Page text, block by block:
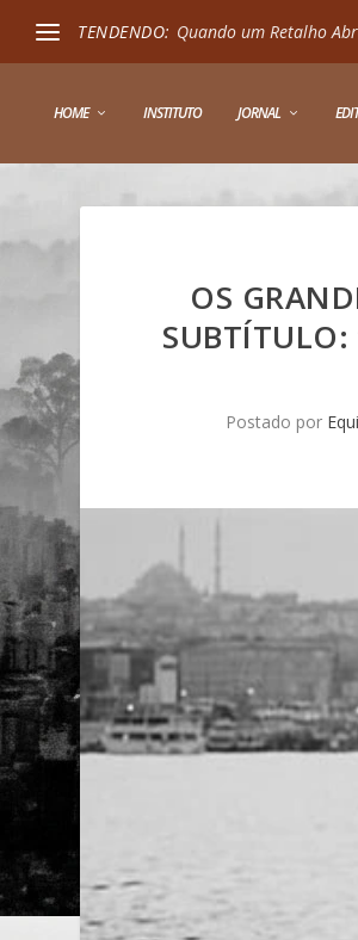
TENDENDO: Quando um Retalho
HOME INSTITUTO JORNAL
OS
SUBTÍTULO:
Postado por